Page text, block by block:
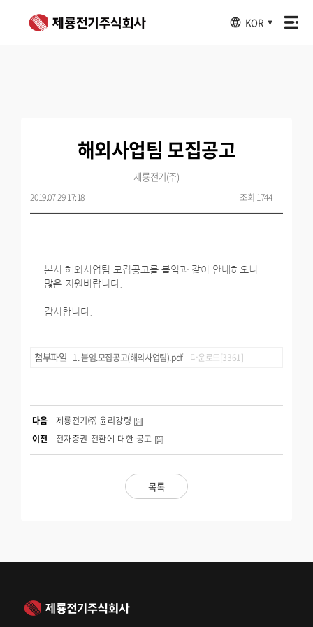
KOR ▼
해외사업팀 모집공고
제룡전기(주)
2019.07.29 17:18 조회 1744
본사 해외사업팀 모집공고를 붙임과 같이 안내하오니
많은 지원바랍니다.
감사합니다.
첨부파일 붙임.모집공고(해외사업팀).pdf 다운로드[3361]
목록
다음
제룡전기㈜ 윤리강령
이전 전자증권 전환에 대한 공고